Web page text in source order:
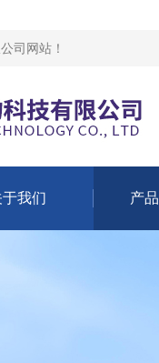
司网站 ！
于我们 产